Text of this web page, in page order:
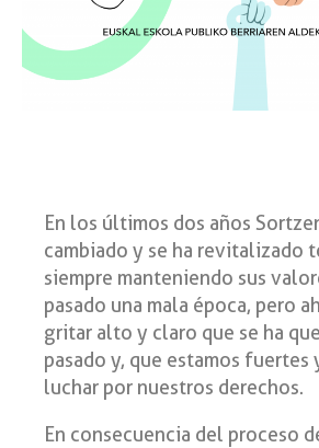
En los últimos dos años
cambiado y se ha revitalizado
siempre manteniendo sus
pasado una mala época, pero
gritar alto y claro que se ha
pasado y, que estamos fuertes
luchar por nuestros derechos.
En consecuencia del proceso